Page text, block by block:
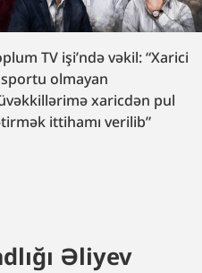
TV işi’ndə vəkil: “Xarici
olmayan
xaricdən pul
ittihamı verilib”
Əliyev